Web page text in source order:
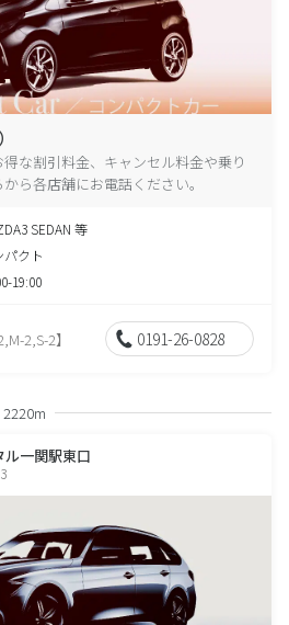
な割引料金、キャンセル料金や乗り
ら各店舗にお電話ください。
SEDAN 等
パクト
19:00
2,S-2】 0191-26-0828
2220m
ル一関駅東口